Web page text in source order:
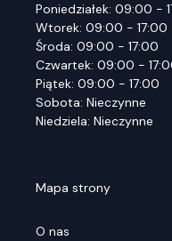
Poniedziałek: 09:00 -
Wtorek: 09:00 - 17:00
Środa: 09:00 - 17:00
Czwartek: 09:00 -
Piątek: 09:00 - 17:00
Sobota: Nieczynne
Niedziela: Nieczynne
Mapa strony
O nas